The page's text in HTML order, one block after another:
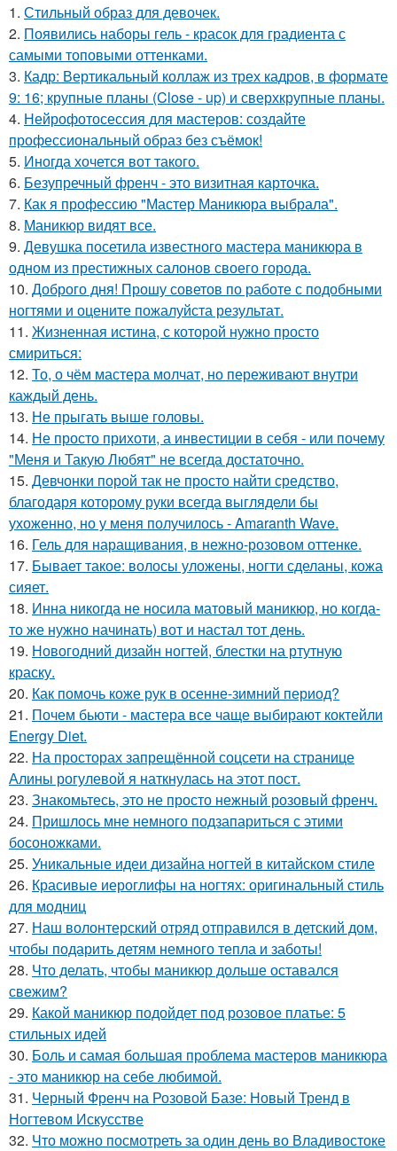
1. Стильный образ для девочек.
2. Появились наборы гель - красок для градиента с
самыми топовыми оттенками.
3. Кадр: Вертикальный коллаж из трех кадров, в формате
9: 16; крупные планы (Close - up) и сверхкрупные планы.
4. Нейрофотосессия для мастеров: создайте
профессиональный образ без съёмок!
5. Иногда хочется вот такого.
6. Безупречный френч - это визитная карточка.
7. Как я профессию "Мастер Маникюра выбрала".
8. Маникюр видят все.
9. Девушка посетила известного мастера маникюра в
одном из престижных салонов своего города.
10. Доброго дня! Прошу советов по работе с подобными
ногтями и оцените пожалуйста результат.
11. Жизненная истина, с которой нужно просто
смириться:
12. То, о чём мастера молчат, но переживают внутри
каждый день.
13. Не прыгать выше головы.
14. Не просто прихоти, а инвестиции в себя - или почему
"Меня и Такую Любят" не всегда достаточно.
15. Девчонки порой так не просто найти средство,
благодаря которому руки всегда выглядели бы
ухоженно, но у меня получилось - Amaranth Wave.
16. Гель для наращивания, в нежно-розовом оттенке.
17. Бывает такое: волосы уложены, ногти сделаны, кожа
сияет.
18. Инна никогда не носила матовый маникюр, но когда-
то же нужно начинать) вот и настал тот день.
19. Новогодний дизайн ногтей, блестки на ртутную
краску.
20. Как помочь коже рук в осенне-зимний период?
21. Почем бьюти - мастера все чаще выбирают коктейли
Energy Diet.
22. На просторах запрещённой соцсети на странице
Алины рогулевой я наткнулась на этот пост.
23. Знакомьтесь, это не просто нежный розовый френч.
24. Пришлось мне немного подзапариться с этими
босоножками.
25. Уникальные идеи дизайна ногтей в китайском стиле
26. Красивые иероглифы на ногтях: оригинальный стиль
для модниц
27. Наш волонтерский отряд отправился в детский дом,
чтобы подарить детям немного тепла и заботы!
28. Что делать, чтобы маникюр дольше оставался
свежим?
29. Какой маникюр подойдет под розовое платье: 5
стильных идей
30. Боль и самая большая проблема мастеров маникюра
- это маникюр на себе любимой.
31. Черный Френч на Розовой Базе: Новый Тренд в
Ногтевом Искусстве
32. Что можно посмотреть за один день во Владивостоке